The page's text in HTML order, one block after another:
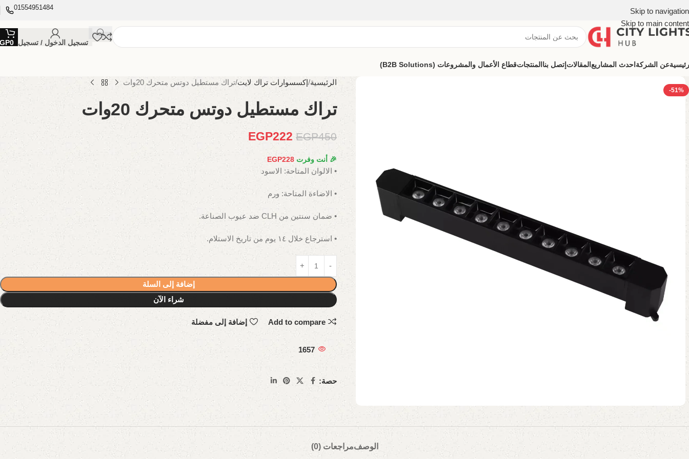
Skip to navigation
Skip to main content
01554951484
تسجيل الدخول / تسجيل 0
عن الشركة احدث المشاريع المقالات إتصل بنا المنتجاتقطاع الأعمال والمشروعات (B2B Solutions)
-51%
الرئيسية إكسسوارات تراك لايت تراك مستطيل دوتس متحرك 20وات
تراك مستطيل دوتس متحرك 20وات
EGP450
EGP222
🎉 أنت وفرت EGP228
• الالوان المتاحة: الاسود
• الاضاءة المتاحة: ورم
• ضمان سنتين من CLH ضد عيوب الصناعة.
• استرجاع خلال ١٤ يوم من تاريخ الاستلام.
إضافة إلى السلة
شراء الآن
Add to compare إضافة إلى مفضلة
1657
حصة:
الوصفمراجعات (0)